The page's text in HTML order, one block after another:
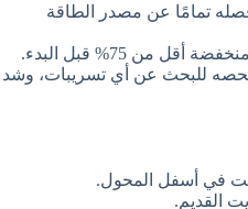
تمامًا عن مصدر الطاقة
من 75% قبل البدء.
للبحث عن أي تسريبات، وشد
في أسفل المحول.
القديم.